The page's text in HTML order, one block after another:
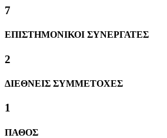
8
ΕΠΙΣΤΗΜΟΝΙΚΟΙ ΣΥΝΕΡΓΑΤΕΣ
2
ΔΙΕΘΝΕΙΣ ΣΥΜΜΕΤΟΧΕΣ
1
ΠΑΘΟΣ